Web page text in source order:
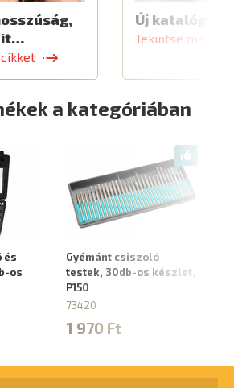
Új katalógus
Tekintse meg a
a kategóriában
és
os
Gyémánt csiszoló
testek, 30db-os készlet,
P150
73420
1 970 Ft